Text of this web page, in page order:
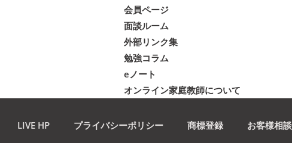
会員ページ
面談ルーム
外部リンク集
勉強コラム
eノート
オンライン家庭教師について
LIVE HP プライバシーポリシー 商標登録 お客様相